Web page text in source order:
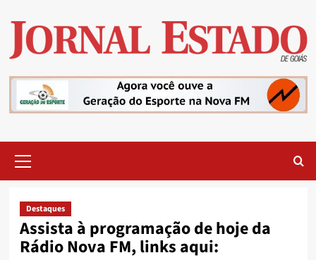
content
Menu
Destaques
Assista à programação de hoje da
Rádio Nova FM, links aqui: